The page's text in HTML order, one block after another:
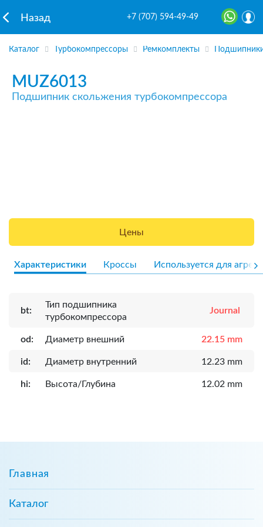
Назад +7 (707) 594-49-49
Каталог Турбокомпрессоры Ремкомплекты
MUZ6013
Подшипник скольжения турбокомпрессора
Цены
Характеристики Кроссы Используется для
bt:
Тип подшипника
турбокомпрессора
Journal
od: Диаметр внешний 22.15 mm
id: Диаметр внутренний 12.23 mm
hi: Высота/Глубина 12.02 mm
Главная
Каталог